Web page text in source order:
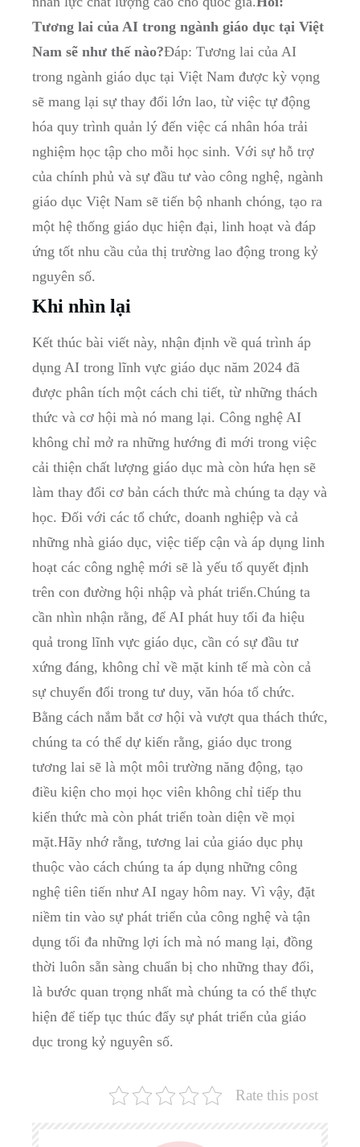
Tương lai của AI trong ngành giáo dục tại Việt
Nam sẽ như thế nào?Đáp: Tương lai của AI
trong ngành giáo dục tại Việt Nam được kỳ vọng
sẽ mang lại sự thay đổi lớn lao, từ việc tự động
hóa quy trình quản lý đến việc cá nhân hóa trải
nghiệm học tập cho mỗi học sinh. Với sự hỗ trợ
của chính phủ và sự đầu tư vào công nghệ, ngành
giáo dục Việt Nam sẽ tiến bộ nhanh chóng, tạo ra
một hệ thống giáo dục hiện đại, linh hoạt và đáp
ứng tốt nhu cầu của thị trường lao động trong kỷ
nguyên số.
Khi nhìn lại
Kết thúc bài viết này, nhận định về quá trình áp
dụng AI trong lĩnh vực giáo dục năm 2024 đã
được phân tích một cách chi tiết, từ những thách
thức và cơ hội mà nó mang lại. Công nghệ AI
không chỉ mở ra những hướng đi mới trong việc
cải thiện chất lượng giáo dục mà còn hứa hẹn sẽ
làm thay đổi cơ bản cách thức mà chúng ta dạy và
học. Đối với các tổ chức, doanh nghiệp và cả
những nhà giáo dục, việc tiếp cận và áp dụng linh
hoạt các công nghệ mới sẽ là yếu tố quyết định
trên con đường hội nhập và phát triển.Chúng ta
cần nhìn nhận rằng, để AI phát huy tối đa hiệu
quả trong lĩnh vực giáo dục, cần có sự đầu tư
xứng đáng, không chỉ về mặt kinh tế mà còn cả
sự chuyển đổi trong tư duy, văn hóa tổ chức.
Bằng cách nắm bắt cơ hội và vượt qua thách thức,
chúng ta có thể dự kiến rằng, giáo dục trong
tương lai sẽ là một môi trường năng động, tạo
điều kiện cho mọi học viên không chỉ tiếp thu
kiến thức mà còn phát triển toàn diện về mọi
mặt.Hãy nhớ rằng, tương lai của giáo dục phụ
thuộc vào cách chúng ta áp dụng những công
nghệ tiên tiến như AI ngay hôm nay. Vì vậy, đặt
niềm tin vào sự phát triển của công nghệ và tận
dụng tối đa những lợi ích mà nó mang lại, đồng
thời luôn sẵn sàng chuẩn bị cho những thay đổi,
là bước quan trọng nhất mà chúng ta có thể thực
hiện để tiếp tục thúc đẩy sự phát triển của giáo
dục trong kỷ nguyên số.
Rate this post